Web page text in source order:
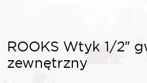
ROOKS Wtyk 1/2″
zewnętrzny